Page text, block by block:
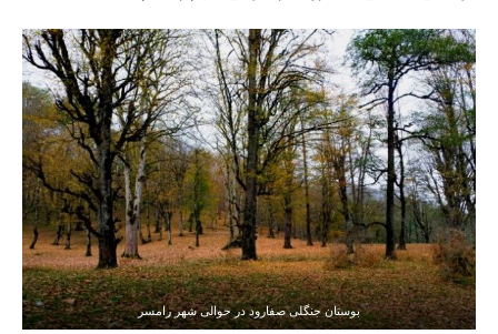
بوستان جنگلی صفارود در حوالی شهر رامسر